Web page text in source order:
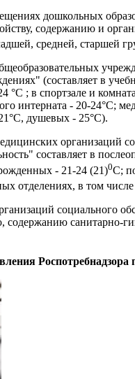
дошкольных
содержанию и
средней, старшей
(составляет в
°C ; в спортзале и
интерната - 20-24°C;
душевых - 25°C).
организаций
составляет в
- 21-24 (21)0С;
отделениях, в том
социального
содержанию санитарно-